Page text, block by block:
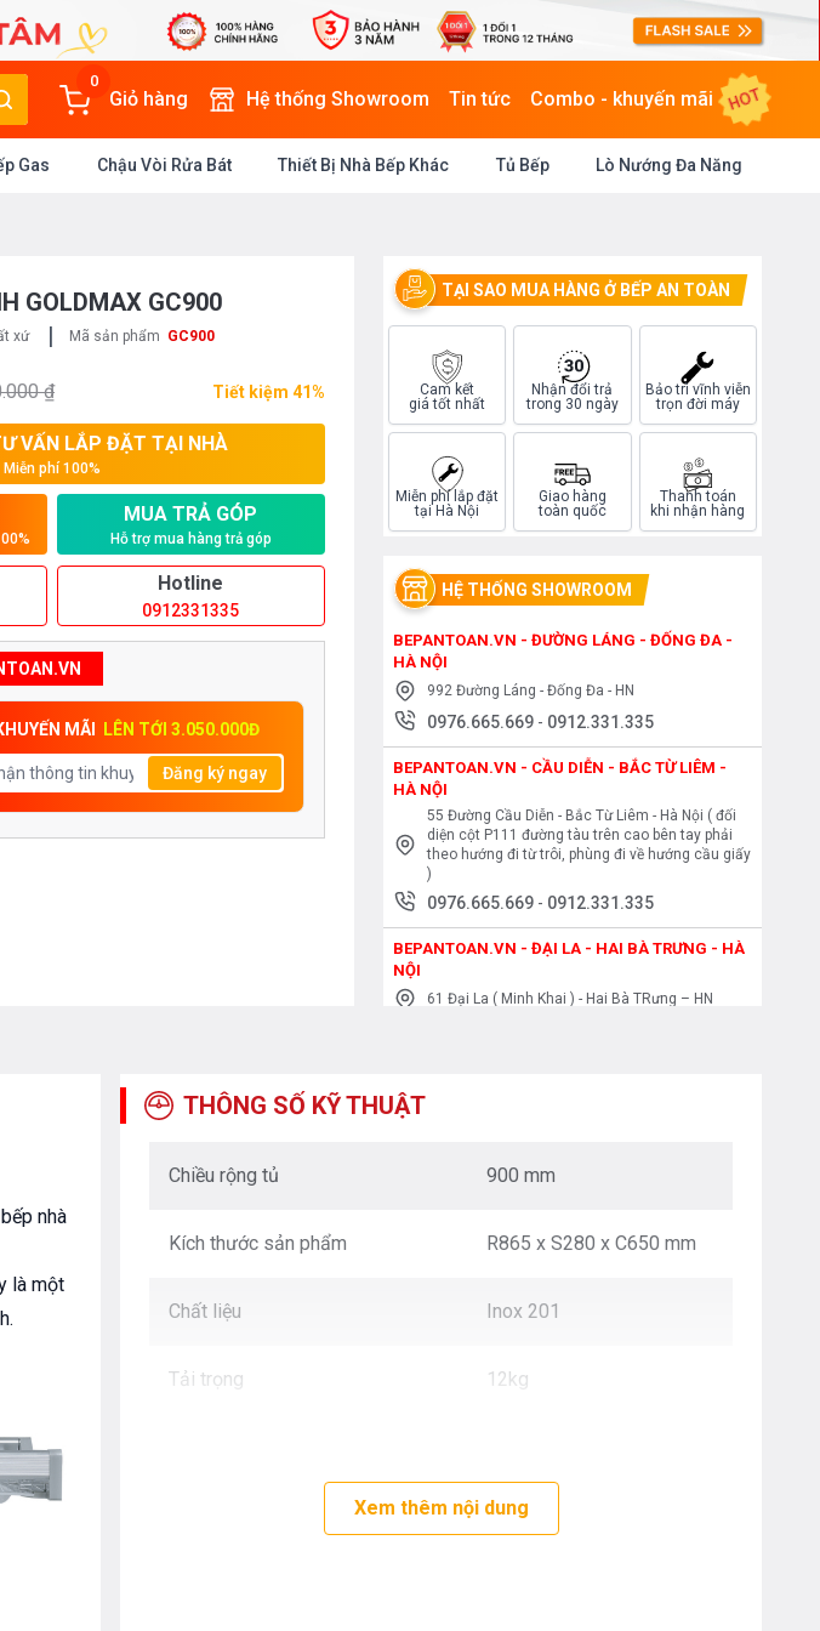
0
Giỏ hàng Hệ thống Showroom Tin tức Combo - khuyến mãi HOT
Gas Chậu Vòi Rửa Bát Thiết Bị Nhà Bếp Khác Tủ Bếp Lò Nướng Đa Năng
GOLDMAX GC900
xứ | Mã sản phẩm GC900
₫ Tiết kiệm 41%
VẤN LẮP ĐẶT TẠI NHÀ
Miễn phí 100%
MUA TRẢ GÓP
Hỗ trợ mua hàng trả góp
Hotline
0912331335
MÃI LÊN TỚI 3.050.000Đ
Đăng ký ngay
TẠI SAO MUA HÀNG Ở BẾP AN TOÀN
Cam kết
giá tốt nhất
Nhận đổi trả
trong 30 ngày
Bảo trì vĩnh viễn
trọn đời máy
Miễn phí lắp đặt
tại Hà Nội
Giao hàng
toàn quốc
Thanh toán
khi nhận hàng
HỆ THỐNG SHOWROOM
BEPANTOAN.VN - ĐƯỜNG LÁNG - ĐỐNG ĐA -
HÀ NỘI
992 Đường Láng - Đống Đa - HN
0976.665.669 - 0912.331.335
BEPANTOAN.VN - CẦU DIỄN - BẮC TỪ LIÊM -
HÀ NỘI
55 Đường Cầu Diễn - Bắc Từ Liêm - Hà Nội ( đối
diện cột P111 đường tàu trên cao bên tay phải
theo hướng đi từ trôi, phùng đi về hướng cầu giấy
)
0976.665.669 - 0912.331.335
BEPANTOAN.VN - ĐẠI LA - HAI BÀ TRƯNG - HÀ
NỘI
61 Đại La ( Minh Khai ) - Hai Bà TRưng – HN
XUÂN - HÀ NỘI
Căn 08 - TT1.4 Khu Dự Án Calyx Residence
0976.665.669 - 0912.331.335
BIÊN - HÀ NỘI
Hoàng Văn Thụ - Phường 4 - Quân Tân Bình - TP
HCM
nhà
là một
THÔNG SỐ KỸ THUẬT
Chiều rộng tủ 900 mm
Kích thước sản phẩm R865 x S280 x C650 mm
Chất liệu Inox 201
Tải trọng 12kg
Xem thêm nội dung